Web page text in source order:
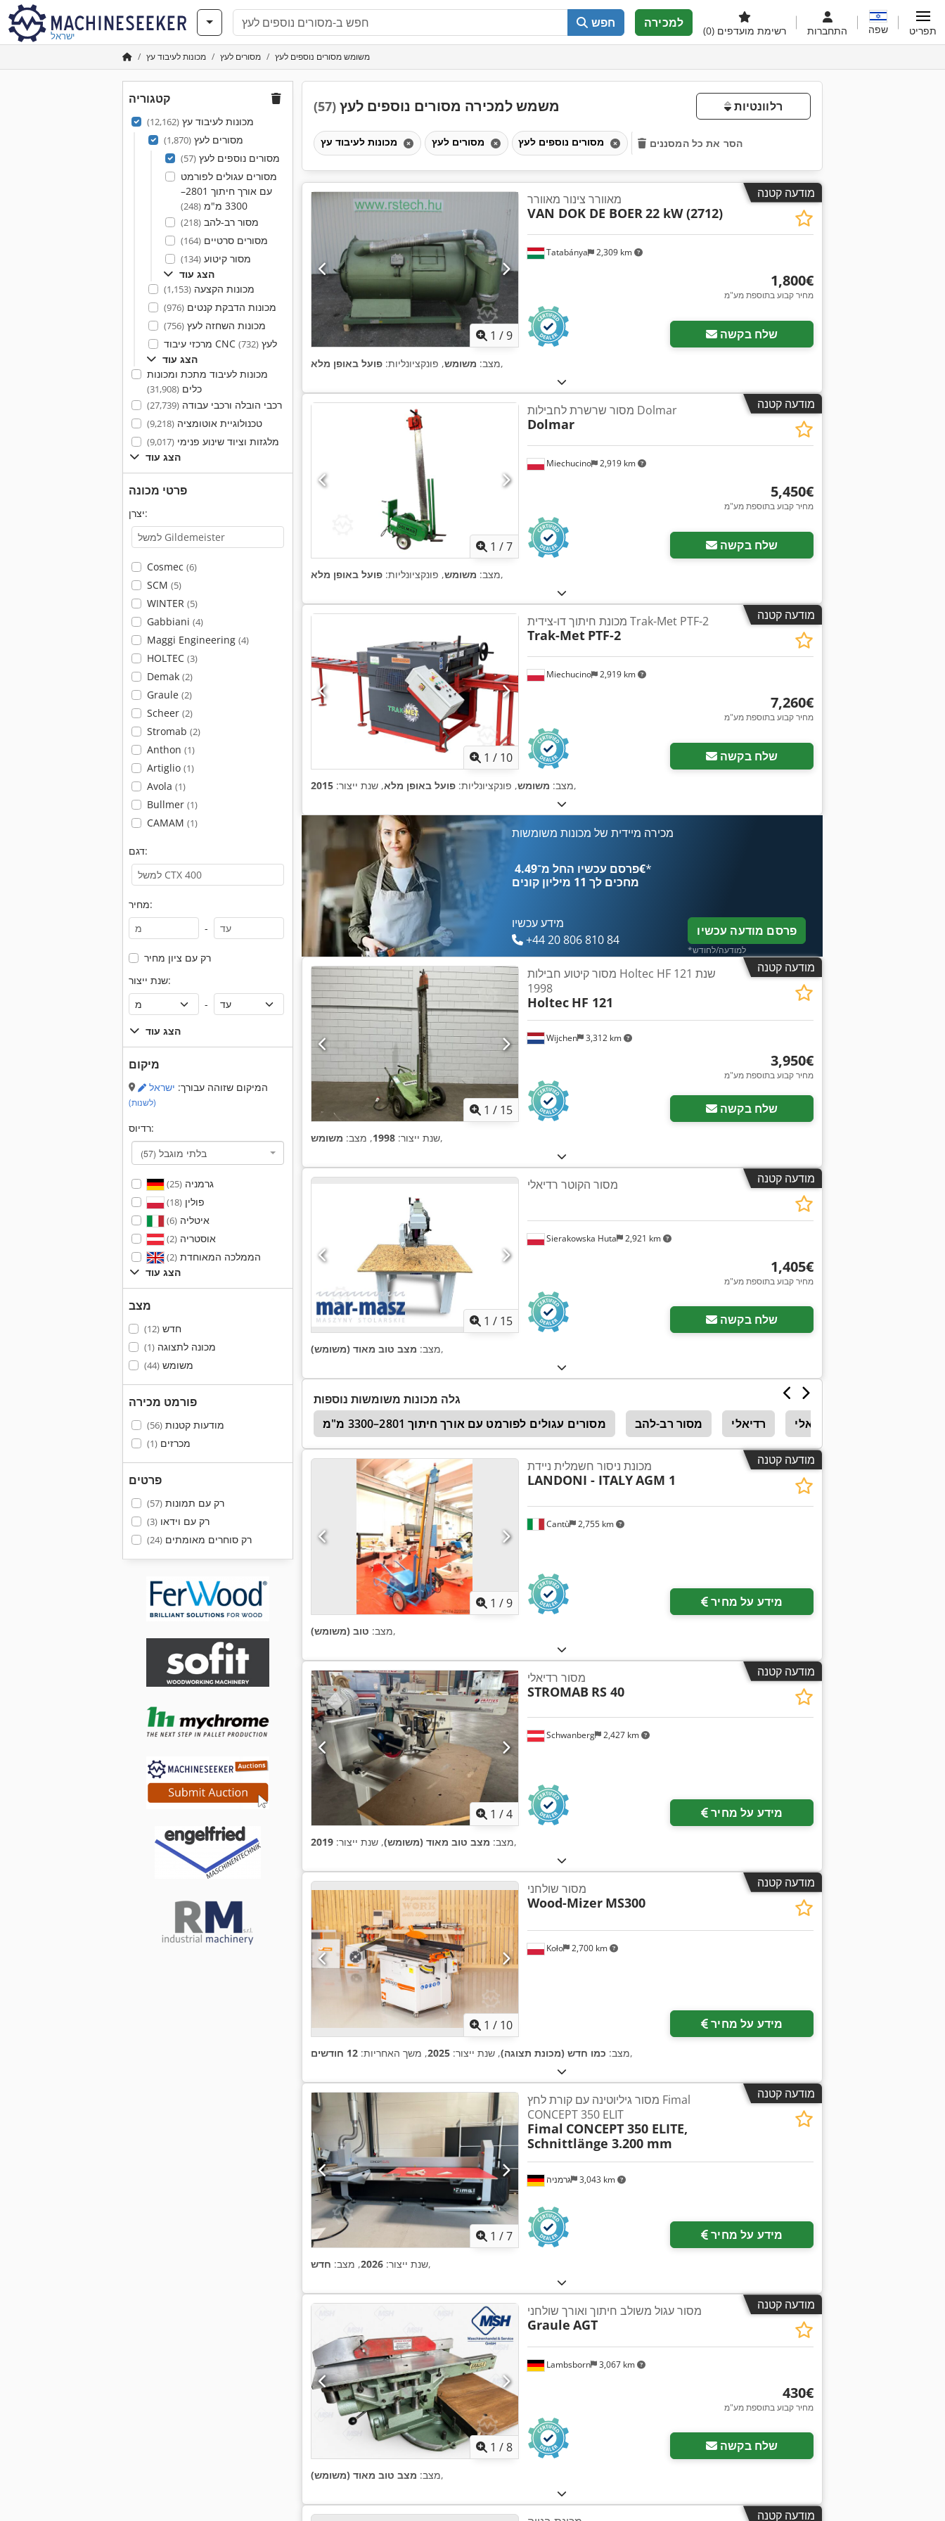
ישראל
חפש למכירה
רשימת מועדפים (0) התחברות שפה תפריט
מכונות לעיבוד עץ מסורים לעץ משומש מסורים נוספים לעץ
קטגוריה
מכונות לעיבוד עץ(12,162)
מסורים לעץ(1,870)
מסורים נוספים לעץ(57)
מסורים עגולים לפורמט
עם אורך חיתוך 2801–
3300 מ"מ
(248)
מסור רב-להב(218)
מסורים סרטיים(164)
מסור קיטוע(134)
הצג עוד
מכונות הקצעה(1,153)
מכונות הדבקת קנטים(976)
מכונות השחזה לעץ(756)
מרכזי עיבוד CNC לעץ(732)
הצג עוד
מכונות לעיבוד מתכת ומכונות
כלים(31,908)
רכבי הובלה ורכבי עבודה(27,739)
טכנולוגיית אוטומציה(9,218)
מלגזות וציוד שינוע פנימי(9,017)
הצג עוד
פרטי מכונה
יצרן:
Cosmec (6)
SCM (5)
WINTER (5)
Gabbiani (4)
Maggi Engineering (4)
HOLTEC (3)
Demak (2)
Graule (2)
Scheer (2)
Stromab (2)
Anthon (1)
Artiglio (1)
Avola (1)
Bullmer (1)
CAMAM (1)
דגם:
מחיר:
-
רק עם ציון מחיר
שנת ייצור:
-
הצג עוד
מיקום
המיקום שזוהה עבורך: ישראל
(לשנות)
רדיוס:
בלתי מוגבל (57)
גרמניה(25)
פולין(18)
איטליה(6)
אוסטריה(2)
הממלכה המאוחדת(2)
הצג עוד
מצב
חדש(12)
מכונה לתצוגה(1)
משומש(44)
פורמט מכירה
מודעות קטנות(56)
מכרזים(1)
פרטים
רק עם תמונות(57)
רק עם וידאו(3)
רק סוחרים מאומתים(24)
משמש למכירה מסורים נוספים לעץ (57) רלוונטיות
הסר את כל המסננים
מודעה קטנה
1 /9
Tatabánya 2,309 km
מאוורר צינור מאוורר
VAN DOK DE BOER 22 kW (2712)
‏1,800 ‏€
מחיר קבוע בתוספת מע"מ
שלח בקשה
מצב: משומש, פונקציונליות: פועל באופן מלא ,
מודעה קטנה
1 /7
Miechucino 2,919 km
מסור שרשרת לחבילות Dolmar
Dolmar
‏5,450 ‏€
מחיר קבוע בתוספת מע"מ
שלח בקשה
מצב: משומש, פונקציונליות: פועל באופן מלא ,
מודעה קטנה
1 / 10
Miechucino 2,919 km
מכונת חיתוך דו-צידית Trak-Met PTF-2
Trak-Met PTF-2
‏7,260 ‏€
מחיר קבוע בתוספת מע"מ
שלח בקשה
מצב: משומש, פונקציונליות: פועל באופן מלא, שנת ייצור: 2015 ,
מכירה מיידית של מכונות משומשות
פרסם עכשיו החל מ־‏4.49 ‏€*
מחכים לך 11 מיליון קונים
מידע עכשיו
+44 20 806 810 84
פרסם מודעה עכשיו
*למודעה/לחודש
מודעה קטנה
1 / 15
Wijchen 3,312 km
מסור קיטוע חבילות Holtec HF 121 שנת
1998
Holtec HF 121
‏3,950 ‏€
מחיר קבוע בתוספת מע"מ
שלח בקשה
שנת ייצור: 1998, מצב: משומש ,
מודעה קטנה
1 / 15
Sierakowska Huta 2,921 km
מסור הקוטר רדיאלי
‏1,405 ‏€
מחיר קבוע בתוספת מע"מ
שלח בקשה
מצב: מצב טוב מאוד (משומש) ,
גלה מכונות משומשות נוספות
מסורים עגולים לפורמט עם אורך חיתוך 2801–3300 מ"מ
מסור רב-להב רדיאלי מסור יד רדיאלי Scheer Holtec
מודעה קטנה
1 /9
Cantù 2,755 km
מכונת ניסור חשמלית ניידת
LANDONI - ITALYAGM 1
מידע על מחיר
מצב: טוב (משומש) ,
מודעה קטנה
1 /4
Schwanberg 2,427 km
מסור רדיאלי
STROMAB RS 40
מידע על מחיר
מצב: מצב טוב מאוד (משומש), שנת ייצור: 2019 ,
מודעה קטנה
1 / 10
Koło 2,700 km
מסור שולחני
Wood-Mizer MS300
מידע על מחיר
מצב: כמו חדש (מכונת תצוגה), שנת ייצור: 2025, משך האחריות: 12 חודשים ,
מודעה קטנה
1 /7
גרמניה 3,043 km
מסור גיליוטינה עם קורת לחץ Fimal
CONCEPT 350 ELIT
Fimal CONCEPT 350 ELITE,
Schnittlänge 3.200 mm
מידע על מחיר
שנת ייצור: 2026, מצב: חדש ,
מודעה קטנה
1 /8
Lambsborn 3,067 km
מסור עגול משולב חיתוך ואורך שולחני
Graule AGT
‏430 ‏€
מחיר קבוע בתוספת מע"מ
שלח בקשה
מצב: מצב טוב מאוד (משומש) ,
מודעה קטנה